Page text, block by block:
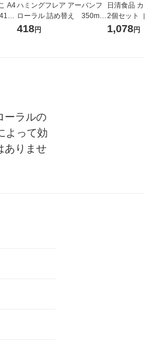
A4ハミングフレア アーバンフ
ローラル 詰め替え 350ml 1
個 柔軟剤 花王
418円
日清食品 カッ
2個セット［純
と豆乳・ねぎ
合せアソート
1,078円
ーラルの
よって効
ありませ